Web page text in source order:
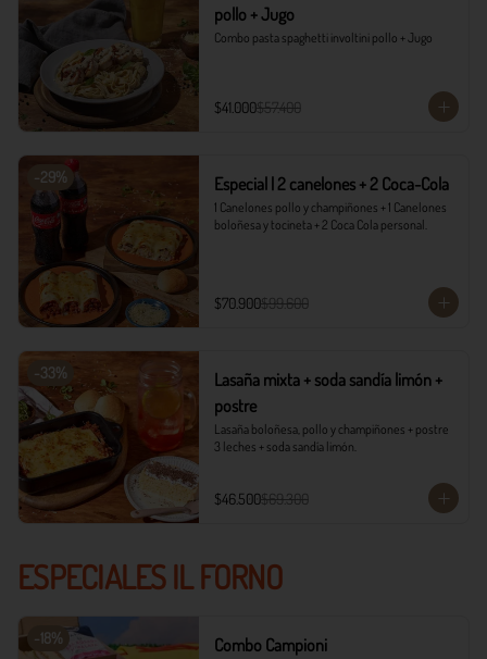
pollo + Jugo
Combo pasta spaghetti involtini pollo + Jugo
$41.000$57.400
-29% Especial | 2 canelones + 2 Coca-Cola
1 Canelones pollo y champiñones + 1 Canelones
boloñesa y tocineta + 2 Coca Cola personal.
$70.900$99.600
-33%
Lasaña mixta + soda sandía limón +
postre
Lasaña boloñesa, pollo y champiñones + postre
3 leches + soda sandía limón.
$46.500$69.300
ESPECIALES IL FORNO
-18% Combo Campioni